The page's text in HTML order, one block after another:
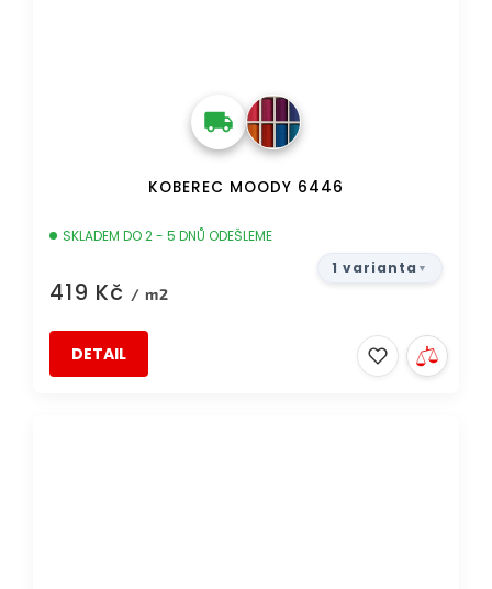
KOBEREC MOODY 6446
SKLADEM DO 2 - 5 DNŮ ODEŠLEME
419 Kč / m2
DETAIL
1 varianta